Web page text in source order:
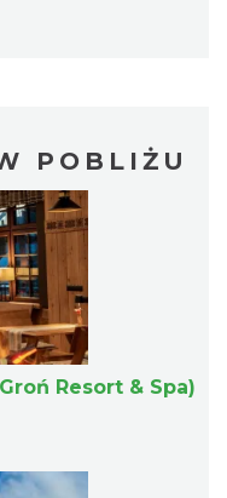
POBLIŻU
Resort & Spa)